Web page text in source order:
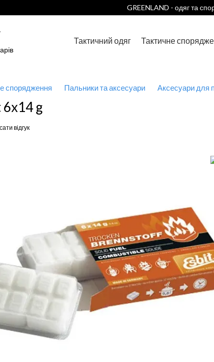
GREENLAND - одяг та
Тактичний одяг Тактичне
спорядження Пальники та аксесуари Аксесуари для
g
відгук